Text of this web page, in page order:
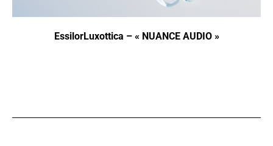
EssilorLuxottica – « NUANCE AUDIO »